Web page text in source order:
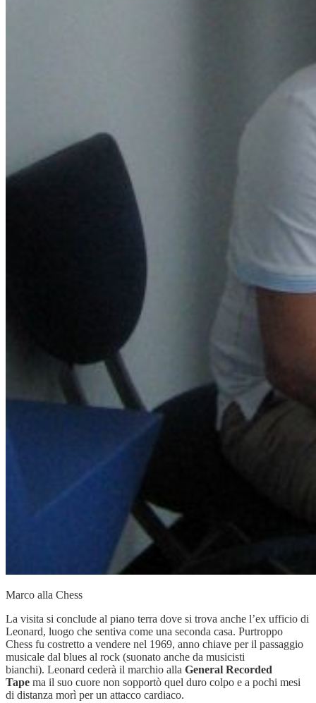
Marco alla Chess
La visita si conclude al piano terra dove si trova anche l’ex ufficio di
Leonard, luogo che sentiva come una seconda casa. Purtroppo
Chess fu costretto a vendere nel 1969, anno chiave per il passaggio
musicale dal blues al rock (suonato anche da musicisti
bianchi). Leonard cederà il marchio alla General Recorded
Tape ma il suo cuore non sopportò quel duro colpo e a pochi mesi
di distanza morì per un attacco cardiaco.